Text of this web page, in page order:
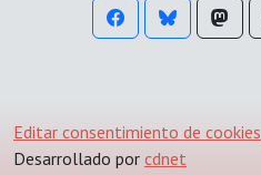
Editar consentimiento de cookies
Desarrollado por cdnet